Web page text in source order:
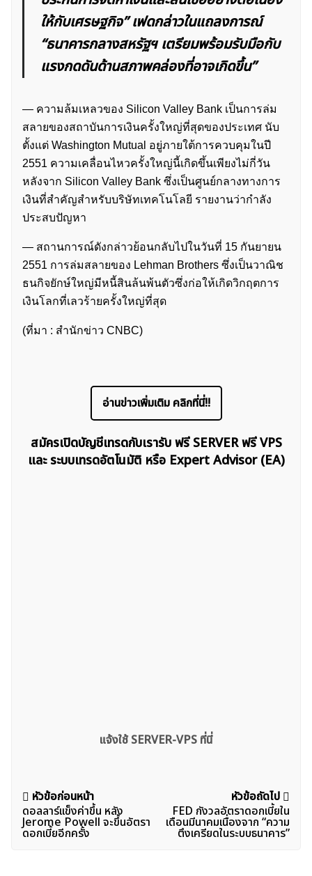
สำหรับ:
ให้กับเศรษฐกิจ” เฟดกล่าวในแถลงการณ์
“ธนาคารกลางสหรัฐฯ เตรียมพร้อมรับมือกับ
แรงกดดันด้านสภาพคล่องที่อาจเกิดขึ้น”
— ความล้มเหลวของ Silicon Valley Bank เป็นการล่ม
สลายของสถาบันการเงินครั้งใหญ่ที่สุดของประเทศ นับ
ตั้งแต่ Washington Mutual อยู่ภายใต้การควบคุมในปี
2551 ความเคลื่อนไหวครั้งใหญ่นี้เกิดขึ้นเพียงไม่กี่วัน
หลังจาก Silicon Valley Bank ซึ่งเป็นศูนย์กลางทางการ
เงินที่สำคัญสำหรับบริษัทเทคโนโลยี รายงานว่ากำลัง
ประสบปัญหา
— สถานการณ์ดังกล่าวย้อนกลับไปในวันที่ 15 กันยายน
2551 การล่มสลายของ Lehman Brothers ซึ่งเป็นวาณิช
ธนกิจยักษ์ใหญ่มีหนี้สินล้นพ้นตัวซึ่งก่อให้เกิดวิกฤตการ
เงินโลกที่เลวร้ายครั้งใหญ่ที่สุด
(ที่มา : สำนักข่าว CNBC)
อ่านข่าวเพิ่มเติม คลิกที่นี่!!
สมัครเปิดบัญชีเทรดกับเรารับ ฟรี SERVER ฟรี VPS
และ ระบบเทรดอัตโนมัติ หรือ Expert Advisor (EA)
แจ้งใช้ SERVER-VPS ที่นี่
แนะแนว
เรื่อง
หัวข้อก่อนหน้า
ดอลลาร์เเข็งค่าขึ้น หลัง
Jerome Powell จะขึ้นอัตรา
ดอกเบี้ยอีกครั้ง
หัวข้อถัดไป
FED กังวลอัตราดอกเบี้ยใน
เดือนมีนาคมเนื่องจาก “ความ
ตึงเครียดในระบบธนาคาร”